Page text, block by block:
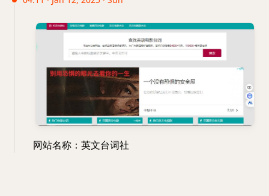
网站名称：英文台词社